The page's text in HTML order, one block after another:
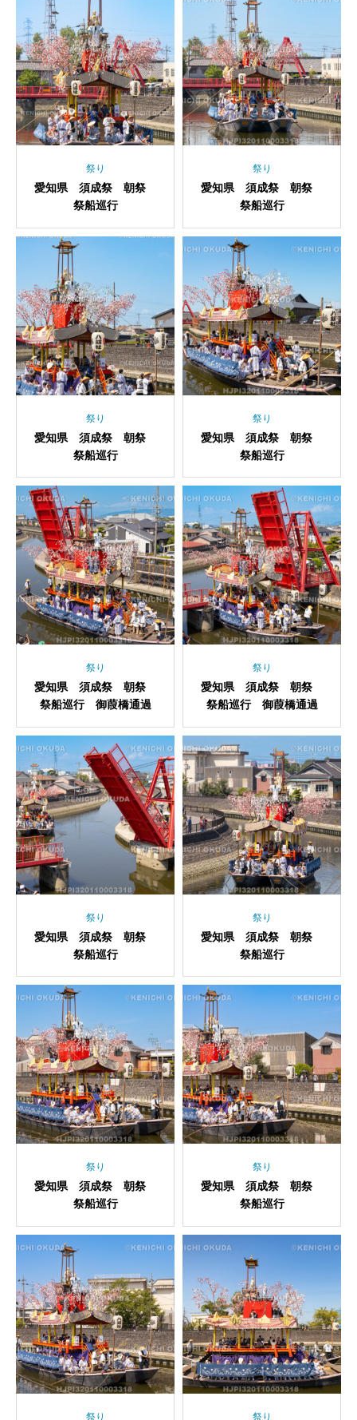
祭り
愛知県 須成祭 朝祭
祭船巡行
祭り
愛知県 須成祭 朝祭
祭船巡行
祭り
愛知県 須成祭 朝祭
祭船巡行
祭り
愛知県 須成祭 朝祭
祭船巡行
祭り
愛知県 須成祭 朝祭
祭船巡行 御葭橋通過
祭り
愛知県 須成祭 朝祭
祭船巡行 御葭橋通過
祭り
愛知県 須成祭 朝祭
祭船巡行
祭り
愛知県 須成祭 朝祭
祭船巡行
祭り
愛知県 須成祭 朝祭
祭船巡行
祭り
愛知県 須成祭 朝祭
祭船巡行
祭り 祭り